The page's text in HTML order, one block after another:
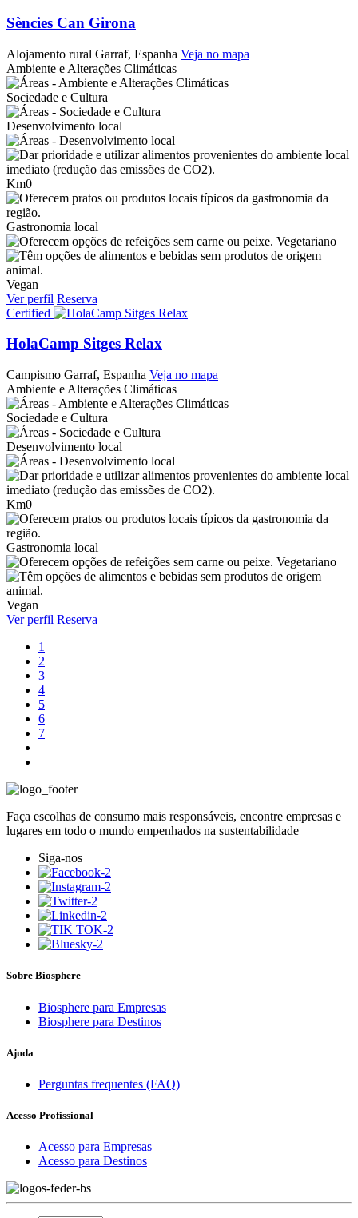
Sències Can Girona
Alojamento rural Garraf, Espanha Veja no mapa
Ambiente e Alterações Climáticas
Sociedade e Cultura
Desenvolvimento local
Km0
Gastronomia local
Vegetariano
Vegan
Ver perfil Reserva
Certified
HolaCamp Sitges Relax
Campismo Garraf, Espanha Veja no mapa
Ambiente e Alterações Climáticas
Sociedade e Cultura
Desenvolvimento local
Km0
Gastronomia local
Vegetariano
Vegan
Ver perfil Reserva
1
2
3
4
5
6
7
Faça escolhas de consumo mais responsáveis, encontre empresas e
lugares em todo o mundo empenhados na sustentabilidade
Siga-nos
Sobre Biosphere
Biosphere para Empresas
Biosphere para Destinos
Ajuda
Perguntas frequentes (FAQ)
Acesso Profissional
Acesso para Empresas
Acesso para Destinos